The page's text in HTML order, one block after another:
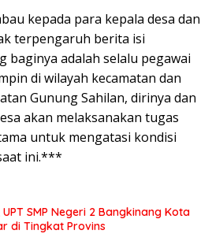
kepada para kepala desa dan
terpengaruh berita isi
baginya adalah selalu pegawai
di wilayah kecamatan dan
Gunung Sahilan, dirinya dan
akan melaksanakan tugas
untuk mengatasi kondisi
ini.***
SMP Negeri 2 Bangkinang Kota
di Tingkat Provins